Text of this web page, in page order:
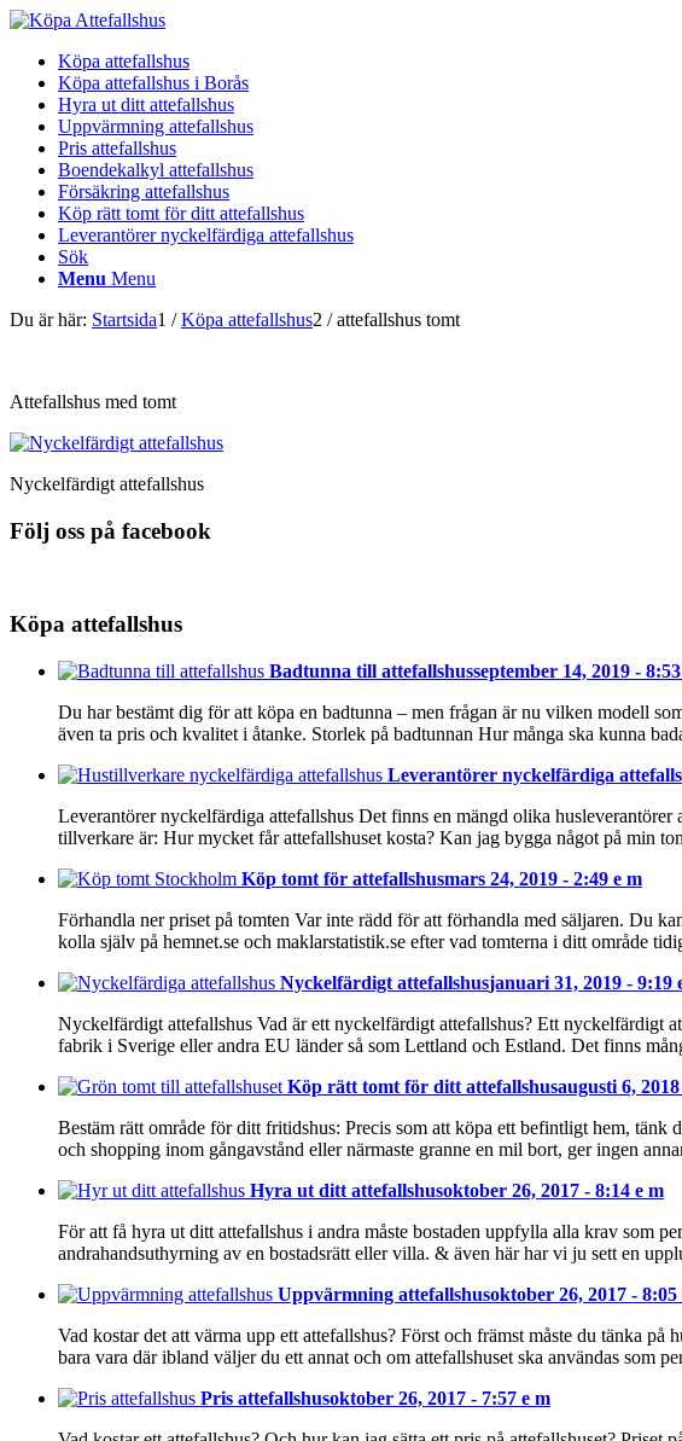
Köpa attefallshus
Köpa attefallshus i Borås
Hyra ut ditt attefallshus
Uppvärmning attefallshus
Pris attefallshus
Boendekalkyl attefallshus
Försäkring attefallshus
Köp rätt tomt för ditt attefallshus
Leverantörer nyckelfärdiga attefallshus
Sök
Menu Menu
Du är här: Startsida1 / Köpa attefallshus2 / attefallshus tomt
Attefallshus med tomt
Nyckelfärdigt attefallshus
Följ oss på facebook
Köpa attefallshus
Badtunna till attefallshusseptember 14, 2019 -
Du har bestämt dig för att köpa en badtunna – men frågan är nu vilken modell
även ta pris och kvalitet i åtanke. Storlek på badtunnan Hur många ska kunna
Leverantörer nyckelfärdiga
Leverantörer nyckelfärdiga attefallshus Det finns en mängd olika
tillverkare är: Hur mycket får attefallshuset kosta? Kan jag bygga något på min
Köp tomt för attefallshusmars 24, 2019 - 2:49 e m
Förhandla ner priset på tomten Var inte rädd för att förhandla med säljaren. Du
kolla själv på hemnet.se och maklarstatistik.se efter vad tomterna i ditt område
Nyckelfärdigt attefallshusjanuari 31, 2019 - 9:19
Nyckelfärdigt attefallshus Vad är ett nyckelfärdigt attefallshus? Ett nyckelfärdigt
fabrik i Sverige eller andra EU länder så som Lettland och Estland. Det finns
Köp rätt tomt för ditt attefallshusaugusti 6,
Bestäm rätt område för ditt fritidshus: Precis som att köpa ett befintligt hem,
och shopping inom gångavstånd eller närmaste granne en mil bort, ger ingen
Hyra ut ditt attefallshusoktober 26, 2017 - 8:14 e m
För att få hyra ut ditt attefallshus i andra måste bostaden uppfylla alla krav som
andrahandsuthyrning av en bostadsrätt eller villa. & även här har vi ju sett en
Uppvärmning attefallshusoktober 26, 2017 - 8:05
Vad kostar det att värma upp ett attefallshus? Först och främst måste du tänka
bara vara där ibland väljer du ett annat och om attefallshuset ska användas som
Pris attefallshusoktober 26, 2017 - 7:57 e m